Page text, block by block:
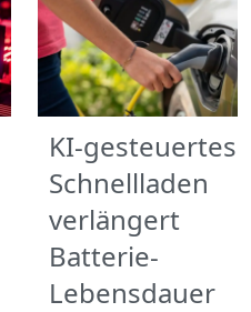
KI-gesteuertes
Schnellladen
verlängert
Batterie-
Lebensdauer